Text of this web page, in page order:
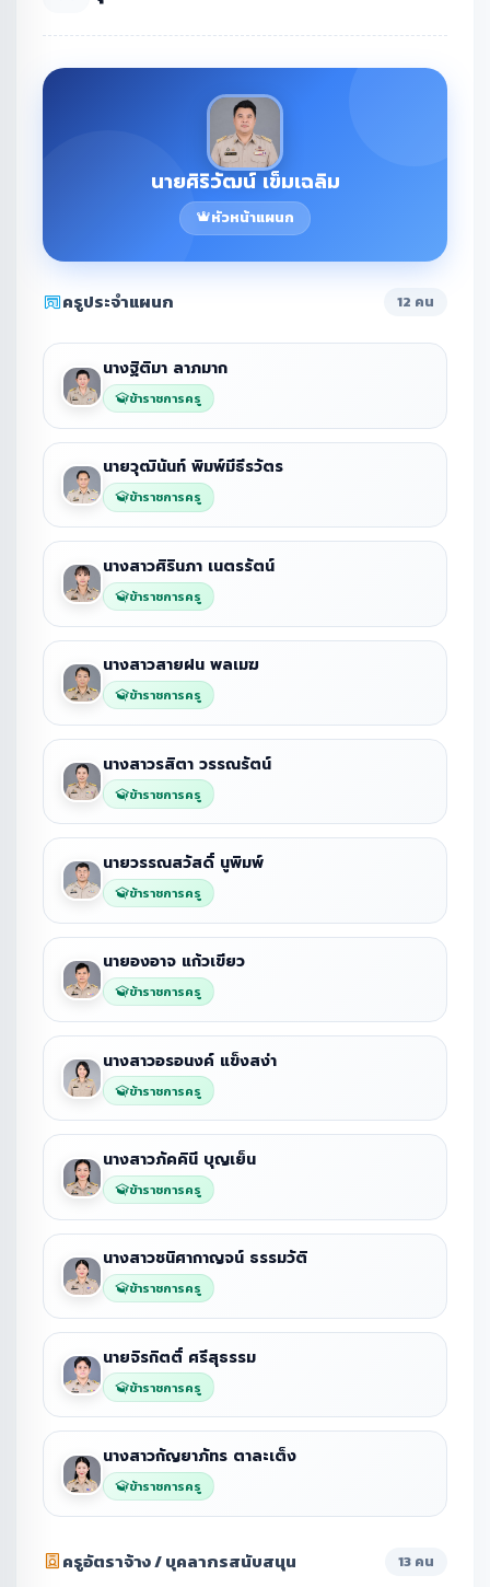
นายศิริวัฒน์ เข็มเฉลิม
หัวหน้าแผนก
ครูประจำแผนก 12 คน
นางฐิติมา ลาภมาก
ข้าราชการครู
นายวุฒินันท์ พิมพ์มีธีรวัตร
ข้าราชการครู
นางสาวศิรินภา เนตรรัตน์
ข้าราชการครู
นางสาวสายฝน พลเมฆ
ข้าราชการครู
นางสาวรสิตา วรรณรัตน์
ข้าราชการครู
นายวรรณสวัสดิ์ นูพิมพ์
ข้าราชการครู
นายองอาจ แก้วเขียว
ข้าราชการครู
นางสาวอรอนงค์ แข็งสง่า
ข้าราชการครู
นางสาวภัคคินี บุญเย็น
ข้าราชการครู
นางสาวชนิศากาญจน์ ธรรมวัติ
ข้าราชการครู
นายจิรกิตติ์ ศรีสุธรรม
ข้าราชการครู
นางสาวกัญยาภัทร ตาละเต็ง
ข้าราชการครู
ครูอัตราจ้าง / บุคลากรสนับสนุน 13 คน